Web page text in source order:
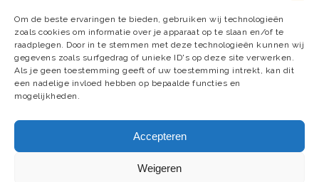
Om de beste ervaringen te bieden, gebruiken wij technologieën
zoals cookies om informatie over je apparaat op te slaan en/of te
raadplegen. Door in te stemmen met deze technologieën kunnen wij
gegevens zoals surfgedrag of unieke ID's op deze site verwerken.
Als je geen toestemming geeft of uw toestemming intrekt, kan dit
een nadelige invloed hebben op bepaalde functies en
mogelijkheden.
Accepteren
Weigeren
Waarom Verwijst?
60 jaar passie, kwaliteit én vakmanschap
Luxe badkamer materialen en elementen
Compleet ontzorgd tot in detail
Deskundige installateurs